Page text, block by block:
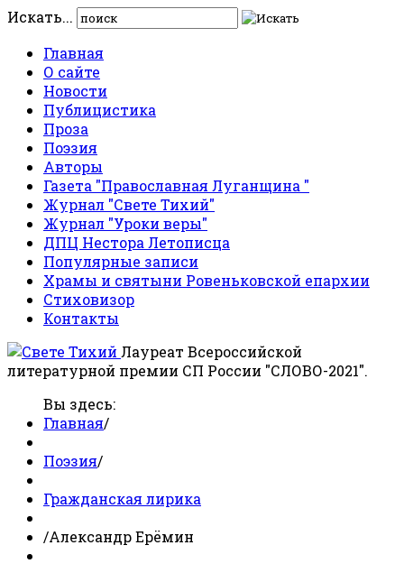
Искать...
Главная
О сайте
Новости
Публицистика
Проза
Поэзия
Авторы
Газета "Православная Луганщина "
Журнал "Свете Тихий"
Журнал "Уроки веры"
ДПЦ Нестора Летописца
Популярные записи
Храмы и святыни Ровеньковской епархии
Стиховизор
Контакты
Лауреат Всероссийской
литературной премии СП России "СЛОВО-2021".
Вы здесь:
Главная/
Поэзия/
Гражданская лирика
/Александр Ерёмин